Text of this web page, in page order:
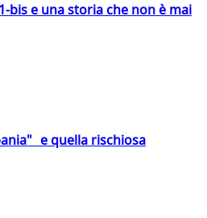
bis e una storia che non è mai
e quella rischiosa